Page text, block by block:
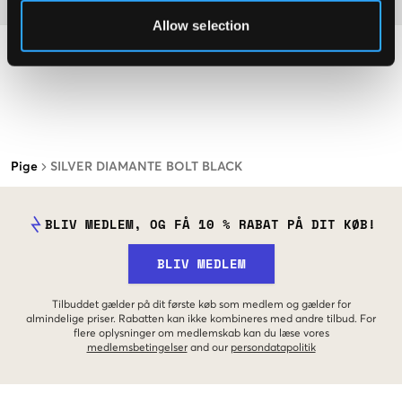
Allow selection
Pige SILVER DIAMANTE BOLT BLACK
BLIV MEDLEM, OG FÅ 10 % RABAT PÅ DIT KØB!
BLIV MEDLEM
Tilbuddet gælder på dit første køb som medlem og gælder for
almindelige priser. Rabatten kan ikke kombineres med andre tilbud. For
flere oplysninger om medlemskab kan du læse vores
medlemsbetingelser and our persondatapolitik